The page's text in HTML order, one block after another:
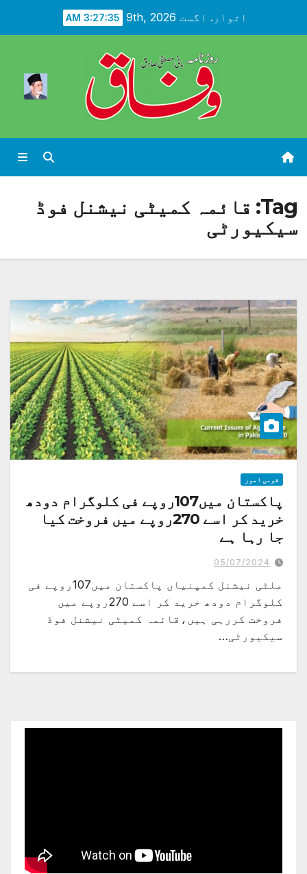
اتوار. اگست 9th, 2026 3:27:37 AM
Tag: قائمہ کمیٹی نیشنل فوڈ
سیکیورٹی
قومی امور
پاکستان میں107روپے فی کلوگرام دودھ
خرید کر اسے 270روپے میں فروخت کیا
جا رہا ہے
..بھارت سے بیج منگوانے کی اجازت طلب کرلی
05/07/2024
ملٹی نیشنل کمپنیاں پاکستان میں107روپے فی
کلوگرام دودھ خرید کر اسے 270روپے میں
فروخت کررہی ہیں،قائمہ کمیٹی نیشنل فوڈ
سیکیورٹی…